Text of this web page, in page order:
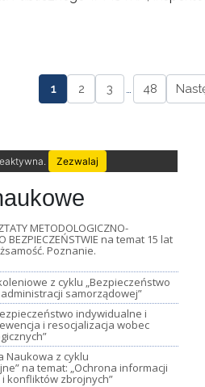
1 2 3 … 48
Zezwalaj
METODOLOGICZNO-
BEZPIECZEŃSTWIE na temat 15 lat
Poznanie.
z cyklu „Bezpieczeństwo
samorządowej”
indywidualne i
i resocjalizacja wobec
Naukowa z cyklu
na temat: „Ochrona informacji
konfliktów zbrojnych”